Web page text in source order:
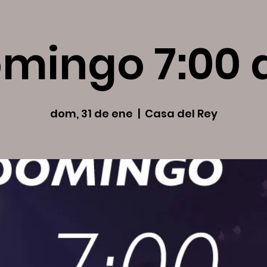
7:00
dom, 31 de ene
  |
Casa del Rey